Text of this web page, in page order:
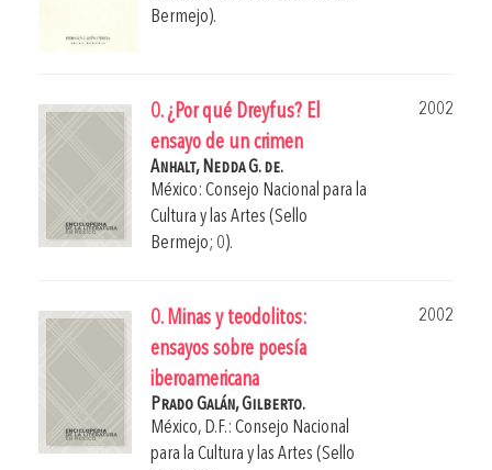
Bermejo).
0. ¿Por qué Dreyfus? El
ensayo de un crimen
2002
Anhalt, Nedda G. de.
México: Consejo Nacional para la
Cultura y las Artes (Sello
Bermejo; 0).
0. Minas y teodolitos:
ensayos sobre poesía
iberoamericana
2002
Prado Galán, Gilberto.
México, D.F.: Consejo Nacional
para la Cultura y las Artes (Sello